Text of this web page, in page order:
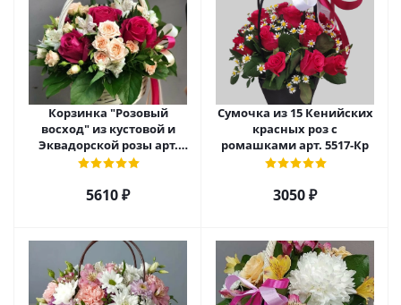
Корзинка "Розовый
восход" из кустовой и
Эквадорской розы арт.
5520
5610 ₽
Сумочка из 15 Кенийских
красных роз с
ромашками арт. 5517-Кр
3050 ₽